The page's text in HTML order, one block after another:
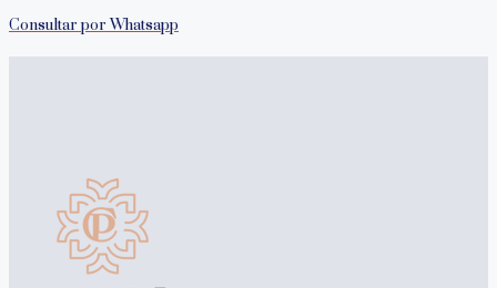
Consultar por Whatsapp